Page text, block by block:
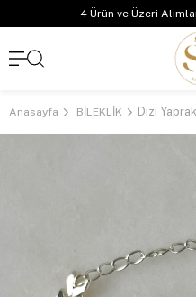
4 Ürün ve Üzeri
Anasayfa BİLEKLİK Dizi